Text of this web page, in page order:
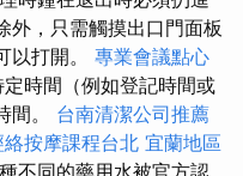
外，只需觸摸出口門面板
以打開。 專業會議點心
時間（例如登記時間或
間。 台南清潔公司推薦
絡按摩課程台北 宜蘭地區
種不同的藥用水被官方認